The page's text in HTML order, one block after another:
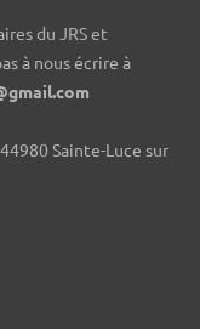
du JRS et
à nous écrire à
Sainte-Luce sur